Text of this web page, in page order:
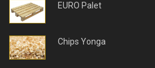
EURO Palet
Chips Yonga